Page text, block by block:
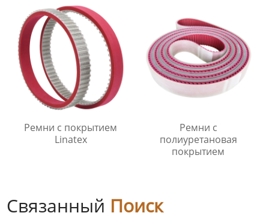
Ремни с покрытием
Linatex
Ремни с
полиуретановая
покрытием
Связанный Поиск